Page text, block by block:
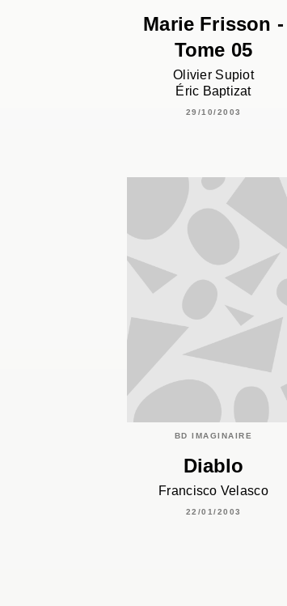
Marie Frisson -
Tome 05
Olivier Supiot
Éric Baptizat
29/10/2003
BD IMAGINAIRE
Diablo
Francisco Velasco
22/01/2003